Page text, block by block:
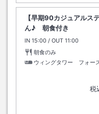
【早期90カジュアルス
ん♪ 朝食付き
IN チェックイン
15:00 / OUT チェックアウ
11:00
朝食のみ
ウィングタワー フォ
税